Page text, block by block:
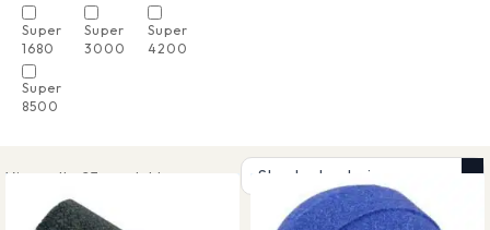
Super
1680
Super
3000
Super
4200
Super
8500
Visar alla 23 produkter